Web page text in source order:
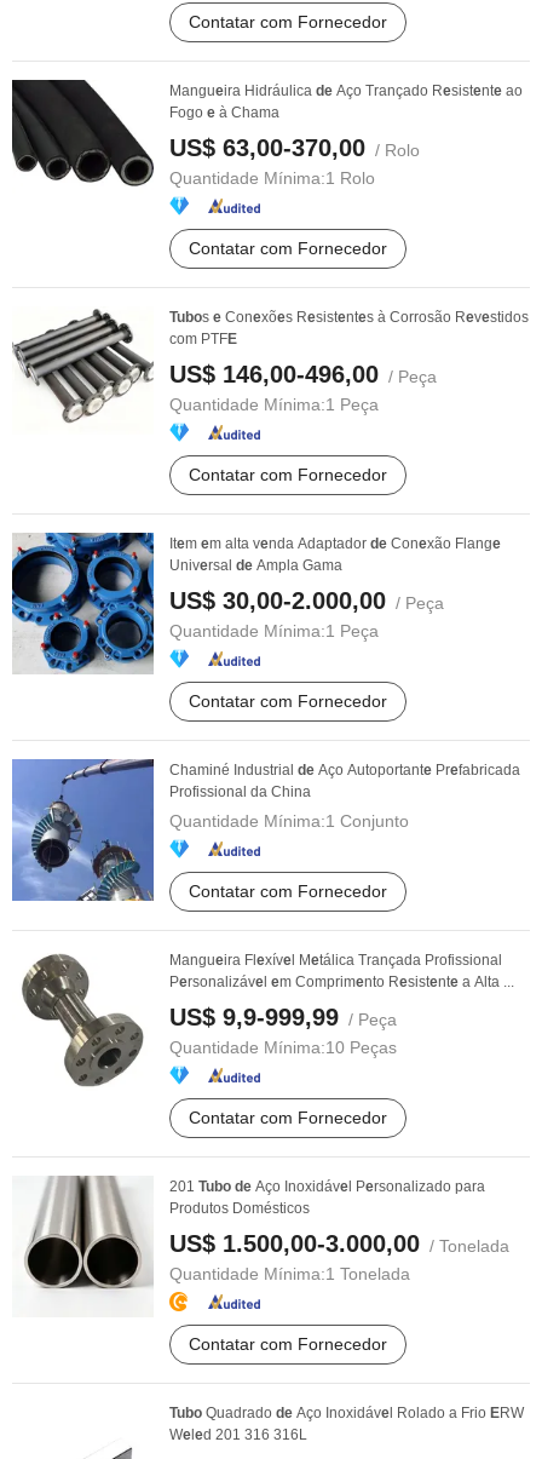
Contatar com Fornecedor
Mangueira Hidráulica de Aço Trançado Resistente ao
Fogo e à Chama
US$ 63,00-370,00 / Rolo
Quantidade Mínima:1 Rolo
Contatar com Fornecedor
Tubos e Conexões Resistentes à Corrosão Revestidos
com PTFE
US$ 146,00-496,00 / Peça
Quantidade Mínima:1 Peça
Contatar com Fornecedor
Item em alta venda Adaptador de Conexão Flange
Universal de Ampla Gama
US$ 30,00-2.000,00 / Peça
Quantidade Mínima:1 Peça
Contatar com Fornecedor
Chaminé Industrial de Aço Autoportante Prefabricada
Profissional da China
Quantidade Mínima:1 Conjunto
Contatar com Fornecedor
Mangueira Fl exíve l Metálica Trançada Profissional
Personalizáve em Comprimento Resistente a Alta ...
US$ 9,9-999,99 / Peça
Quantidade Mínima:10 Peças
Contatar com Fornecedor
201 Tubo de Aço Inoxidáve l Personalizado para
Produtos Domésticos
US$ 1.500,00-3.000,00 / Tonelada
Quantidade Mínima:1 Tonelada
Contatar com Fornecedor
Tubo Quadrado de Aço Inoxidáve l Rolado a Frio ERW
We ed 201 316 316L